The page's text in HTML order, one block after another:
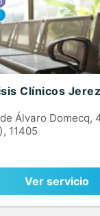
Clínicos
Álvaro Domecq,
11405
Ver servicio